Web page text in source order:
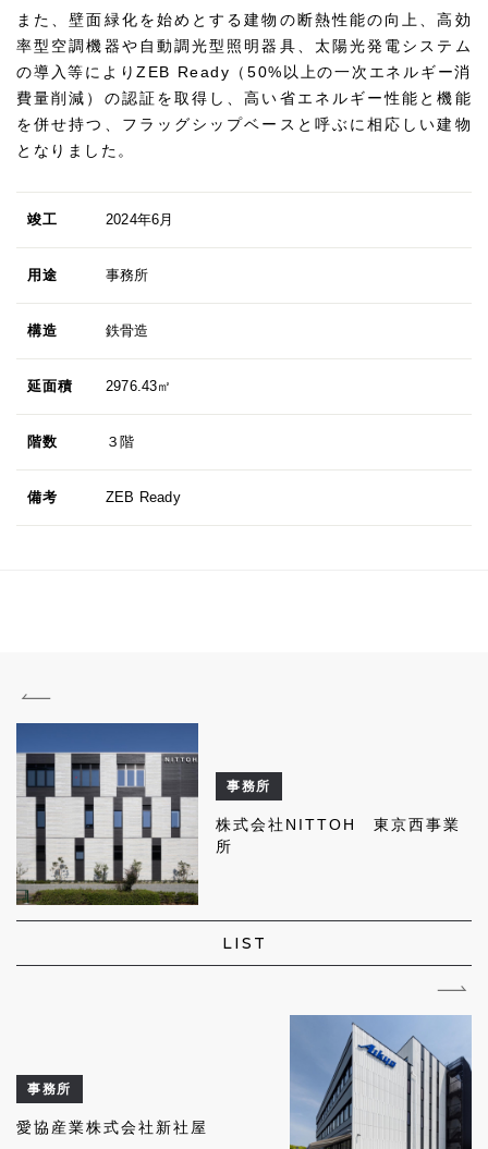
また、壁面緑化を始めとする建物の断熱性能の向上、高効
率型空調機器や自動調光型照明器具、太陽光発電システム
の導入等によりZEB Ready（50%以上の一次エネルギー消
費量削減）の認証を取得し、高い省エネルギー性能と機能
を併せ持つ、フラッグシップベースと呼ぶに相応しい建物
となりました。
竣工 2024年6月
用途 事務所
構造 鉄骨造
延面積 2976.43㎡
階数 ３階
備考 ZEB Ready
事務所
株式会社NITTOH 東京西事業
所
LIST
事務所
愛協産業株式会社新社屋